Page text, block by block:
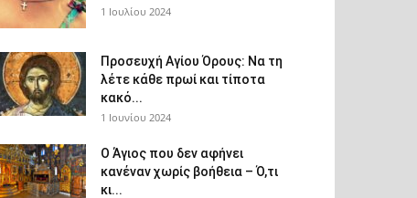
1 Ιουλίου 2024
Προσευχή Αγίου Όρους: Να τη
λέτε κάθε πρωί και τίποτα
κακό...
1 Ιουνίου 2024
Ο Άγιος που δεν αφήνει
κανέναν χωρίς βοήθεια – Ό,τι
κι...